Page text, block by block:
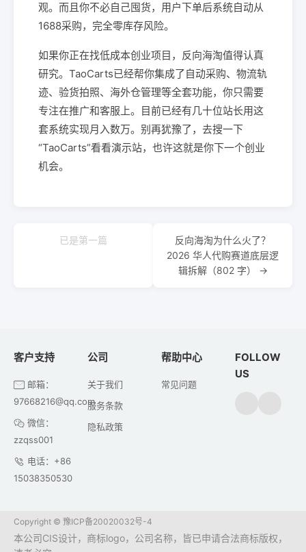
观。而且你不必自己囤货，用户下单后系统自动从
1688采购，完全零库存风险。
如果你正在找低成本创业项目，反向海淘值得认真
研究。TaoCarts已经帮你集成了自动采购、物流轨
迹、验货拍照、海外仓管理等全套功能，你只需要
专注在推广和客服上。目前已经有几十位站长用这
套系统实现月入数万。别再犹豫了，去搜一下
“TaoCarts”看看演示站，也许这就是你下一个创业
机会。
已是第一篇
反向海淘为什么火了？
2026 华人代购赛道底层逻
辑拆解（802 字） →
客户支持
邮箱：
97668216@qq.com
微信：
zzqss001
电话：+86
15038350530
公司
关于我们
服务条款
隐私政策
帮助中心
常见问题
FOLLOW
US
Copyright © 豫ICP备20020032号-4
本公司CIS设计，商标logo，公司名称，皆已申请合法商标版权，